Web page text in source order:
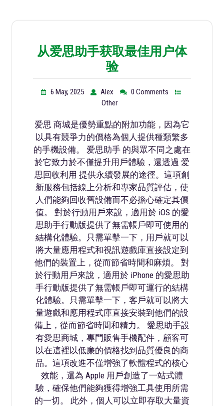
从爱思助手获取最佳用户体
验
6 May, 2025 Alex
0 Comments
Other
爱思 商城是優勢重點的附加功能，因為它
以具有競爭力的價格為個人提供種類繁多
的手機設備。 爱思助手 的與眾不同之處在
於它致力於不僅提升用戶體驗，還透過 爱
思回收利用 提供永續發展的途徑。這項創
新服務包括線上分析和專家品質評估，使
人們能夠回收舊設備而不必擔心確定其價
值。 對於行動用戶來說，適用於 iOS 的愛
思助手行動版提供了無需帳戶即可使用的
結構化體驗。只需單擊一下，用戶就可以
將大量應用程式和視訊遊戲庫直接設定到
他們的裝置上，從而節省時間和麻煩。 對
於行動用戶來說，適用於 iPhone 的愛思助
手行動版提供了無需帳戶即可運行的結構
化體驗。只需單擊一下，客戶就可以將大
量遊戲和應用程式庫直接安裝到他們的設
備上，從而節省時間和精力。 愛思助手設
有愛思商城，專門販售手機配件，顧客可
以在這裡以低廉的價格找到品質優良的商
品。這項改進不僅增強了軟體程式的核心
效能，還為 Apple 用戶創造了一站式體
驗，確保他們能夠獲得增強工具使用所需
的一切。 此外，個人可以立即存取大量資